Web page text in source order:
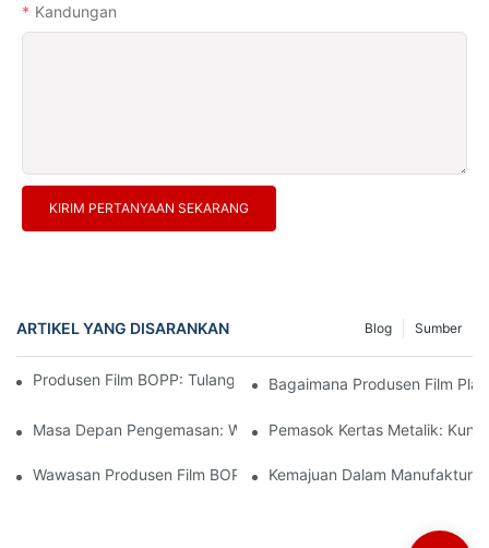
Kandungan
KIRIM PERTANYAAN SEKARANG
ARTIKEL YANG DISARANKAN Sumber
Blog
Produsen Film BOPP: Tulang Punggung Kemasan Fleksibel
Bagaimana Produsen Film
Masa Depan Pengemasan: Wawasan Dari Produsen Material
Pemasok Kertas Metalik:
Wawasan Produsen Film BOPP: Menavigasi Tren Pasar
Kemajuan Dalam Manufaktur